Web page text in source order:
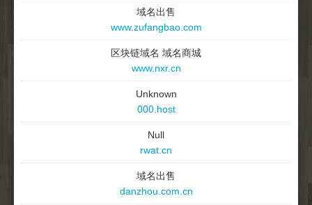
域名出售
www.zufangbao.com
区块链域名 域名商城
www.nxr.cn
Unknown
000.host
Null
rwat.cn
域名出售
danzhou.com.cn